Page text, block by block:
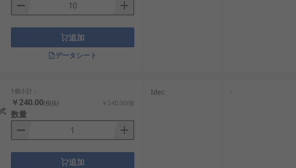
追加
データシート
1個小計：
￥240.00(税抜) ￥240.00/個
数量
追加
Idec -